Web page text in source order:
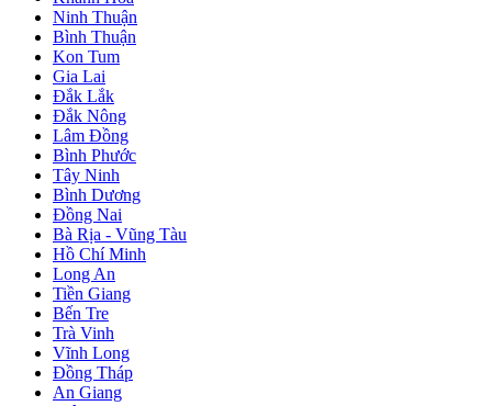
Ninh Thuận
Bình Thuận
Kon Tum
Gia Lai
Đắk Lắk
Đắk Nông
Lâm Đồng
Bình Phước
Tây Ninh
Bình Dương
Đồng Nai
Bà Rịa - Vũng Tàu
Hồ Chí Minh
Long An
Tiền Giang
Bến Tre
Trà Vinh
Vĩnh Long
Đồng Tháp
An Giang